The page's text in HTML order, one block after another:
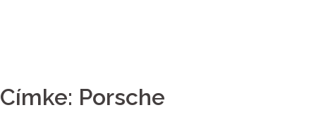
Címke: Porsche